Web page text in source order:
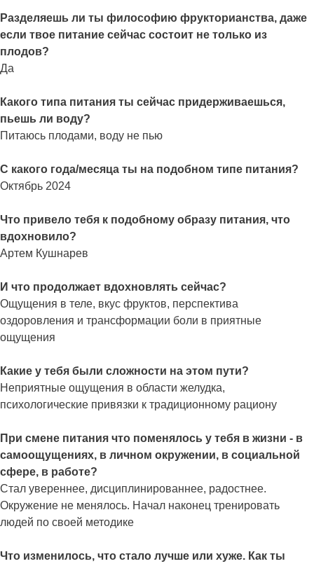
Разделяешь ли ты философию фрукторианства, даже
если твое питание сейчас состоит не только из
плодов?
Да
Какого типа питания ты сейчас придерживаешься,
пьешь ли воду?
Питаюсь плодами, воду не пью
С какого года/месяца ты на подобном типе питания?
Октябрь 2024
Что привело тебя к подобному образу питания, что
вдохновило?
Артем Кушнарев
И что продолжает вдохновлять сейчас?
Ощущения в теле, вкус фруктов, перспектива
оздоровления и трансформации боли в приятные
ощущения
Какие у тебя были сложности на этом пути?
Неприятные ощущения в области желудка,
психологические привязки к традиционному рациону
При смене питания что поменялось у тебя в жизни - в
самоощущениях, в личном окружении, в социальной
сфере, в работе?
Стал увереннее, дисциплинированнее, радостнее.
Окружение не менялось. Начал наконец тренировать
людей по своей методике
Что изменилось, что стало лучше или хуже. Как ты